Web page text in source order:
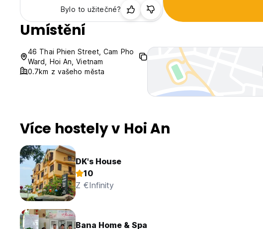
Bylo to užitečné?
Umístění
46 Thai Phien Street, Cam Pho
Ward, Hoi An, Vietnam
0.7km z vašeho města
Více hostely v Hoi An
DK's House
10
Z €Infinity
Bana Home & Spa